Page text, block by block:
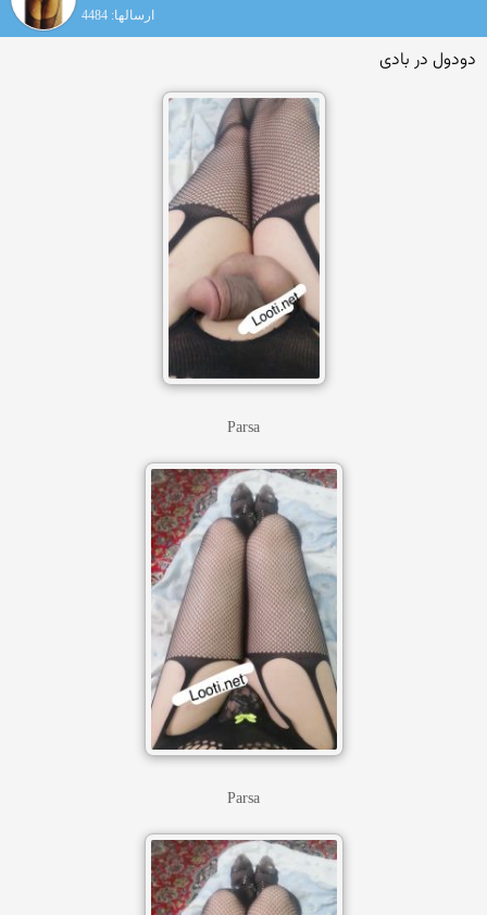
ارسالها: 4484
دودول در بادی
Parsa
Parsa